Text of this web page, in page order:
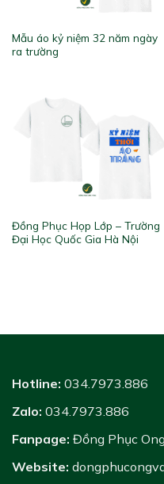
Mẫu áo kỷ niệm 32 năm ngày
ra trường
Đồng Phục Họp Lớp – Trường
Đại Học Quốc Gia Hà Nội
Hotline: 034.7973.886
Zalo: 034.7973.886
Fanpage: Đồng Phục
Website: